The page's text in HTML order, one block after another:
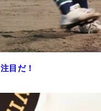
目だ！